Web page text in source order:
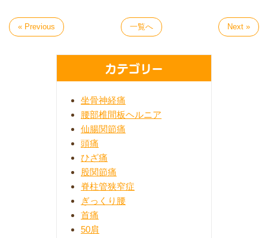
« Previous 一覧へ Next »
カテゴリー
坐骨神経痛
腰部椎間板ヘルニア
仙腸関節痛
頭痛
ひざ痛
股関節痛
脊柱管狭窄症
ぎっくり腰
首痛
50肩